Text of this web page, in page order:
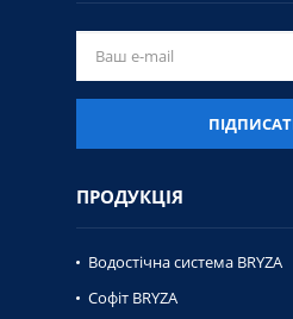
ПРОДУКЦІЯ
Водостічна система BRYZA
Софіт BRYZA